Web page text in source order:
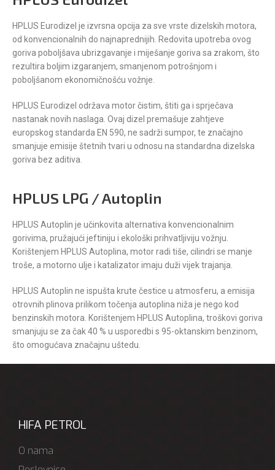
HPLUS Eurodizel je izvrsna opcija za sve vrste dizelskih motora,
od konvencionalnih do najnaprednijih. Redovita upotreba ovog
goriva poboljšava ubrizgavanje i miješanje goriva sa zrakom, što
rezultira boljim izgaranjem, smanjenom potrošnjom i
poboljšanom ekonomičnošću vožnje.
HPLUS Eurodizel održava motor čistim, štiti ga i sprječava
nastanak novih naslaga. Ovaj dizel premašuje zahtjeve
europskog standarda EN 590, ne sadrži sumpor, te značajno
smanjuje emisije štetnih tvari u odnosu na standardna dizelska
goriva bez aditiva.
HPLUS LPG / Autoplin
HPLUS Autoplin je učinkovita alternativa konvencionalnim
gorivima, pružajući jeftiniju i ekološki prihvatljiviju vožnju.
Korištenjem HPLUS Autoplina, motor radi tiše, cilindri se manje
troše, a motorno ulje i katalizator imaju duži vijek trajanja.
HPLUS Autoplin ne ispušta krute čestice u atmosferu, a emisija
otrovnih plinova prilikom točenja autoplina niža je nego kod
benzinskih motora. Korištenjem HPLUS Autoplina, troškovi goriva
smanjuju se za čak 40 % u usporedbi s 95-oktanskim benzinom,
što omogućava značajnu uštedu.
HIFA PETROL
O nama